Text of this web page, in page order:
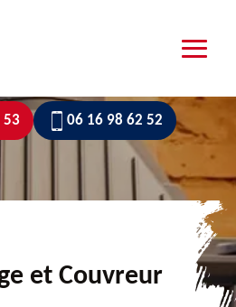
53 06 16 98 62 52
et Couvreur